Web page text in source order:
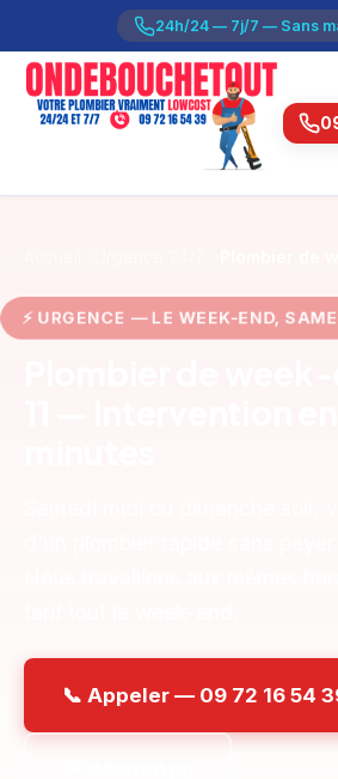
24h/24 — 7j/7 — Sans
— LE WEEK-END,
📞 Appeler — 09 72 16 54